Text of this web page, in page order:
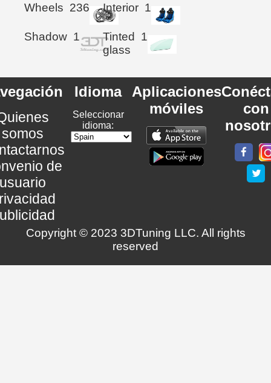
Wheels 236 Interior 1
Shadow 1
Tinted
glass
1
somos
de
Idioma
Seleccionar
idioma:
Aplicaciones
móviles
con
Copyright © 2023 3DTuning LLC. All rights
reserved